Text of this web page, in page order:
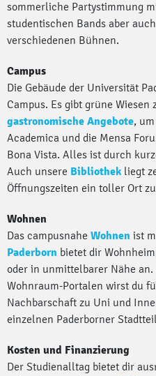
sommerliche Partystimmung
studentischen Bands aber
verschiedenen Bühnen.
Campus
Die Gebäude der Universität
Campus. Es gibt grüne
gastronomische Angebote,
Academica und die Mensa
Bona Vista. Alles ist durch
Auch unsere Bibliothek liegt
Öffnungszeiten ein toller Ort
Wohnen
Das campusnahe Wohnen ist
Paderborn bietet dir
oder in unmittelbarer Nähe
Wohnraum-Portalen wirst du
Nachbarschaft zu Uni und
einzelnen Paderborner
Kosten und Finanzierung
Der Studienalltag bietet dir